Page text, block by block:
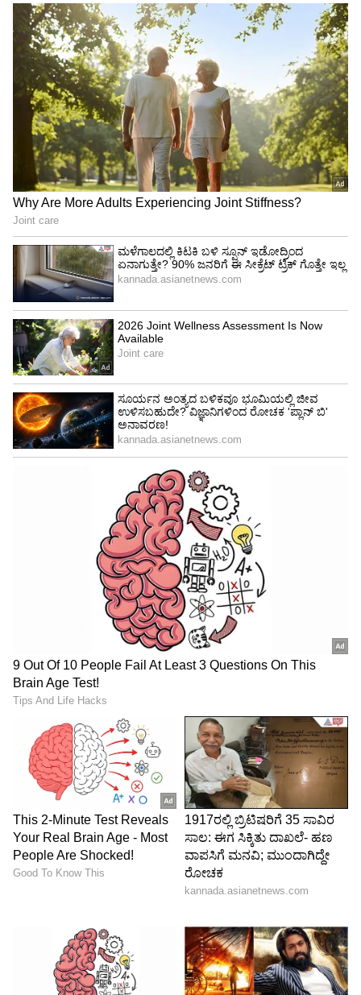
Image Credit : Asianet News
ತುಲಾ ರಾಶಿ ಭವಿಷ್ಯ
ಜೂನ್ 22 ರಿಂದ 28 ರವರೆಗಿನ ಅವಧಿಯು ತುಲಾ
ರಾಶಿಯವರಿಗೆ ಸಮಾಧಾನಕರವಾಗಿರುತ್ತದೆ. ನಿಮ್ಮ ಜೀವನದಲ್ಲಿ
ಯಾವುದೇ ಸಮಸ್ಯೆಗಳಿದ್ದರೆ, ಈ ಅವಧಿಯಲ್ಲಿ ಅವು
ಬಗೆಹರಿಯುತ್ತವೆ. ಮನೆಯಲ್ಲಿ ಸಂತೋಷದ
ವಾತಾವರಣವಿರುತ್ತದೆ. ಅಲ್ಲದೆ, ಕೆಲವು ವಿಷಯಗಳು ನಿಮ್ಮ
ಇಚ್ಛೆಯಂತೆ ನಡೆಯುತ್ತವೆ. ನೀವು ಆರೋಗ್ಯದ ಬಗ್ಗೆ
ಚಿಂತಿಸಬೇಕಾಗಿಲ್ಲ.
Image Credit :Asianet News
ಮಕರ ರಾಶಿ ಭವಿಷ್ಯ
ಬಾಬಾ ವೆಂಗಾ ಅವರ ಭವಿಷ್ಯವಾಣಿಗಳ ಪ್ರಕಾರ, ಹೊಸ
ವಾರವು ದುಡಿಯುವ ವರ್ಗದ ಜನರಿಗೆ ಸುವರ್ಣ
ಅವಕಾಶಗಳನ್ನು ತರುತ್ತದೆ. ಈ ಅವಧಿಯಲ್ಲಿ, ನಿಮ್ಮ ಆರ್ಥಿಕ
ಸ್ಥಿತಿ ಉತ್ತಮ ಏರಿಕೆಯನ್ನು ಕಾಣಲಿದೆ. ಹೊಸ ವಿಷಯಗಳನ್ನು
ಕಲಿಯಲು ನೀವು ತುಂಬಾ ಉತ್ಸುಕರಾಗಿರುತ್ತೀರಿ. ಅಲ್ಲದೆ,
ಉದ್ಭವಿಸುತ್ತವೆ.